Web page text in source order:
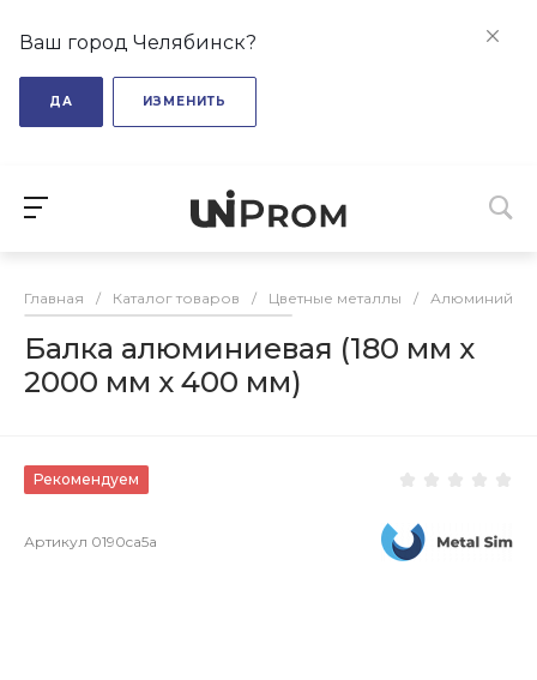
Ваш город Челябинск?
ДА ИЗМЕНИТЬ
Главная / Каталог товаров / Цветные металлы / Алюминий
Балка алюминиевая (180 мм х
2000 мм х 400 мм)
Рекомендуем
Артикул 0190ca5a